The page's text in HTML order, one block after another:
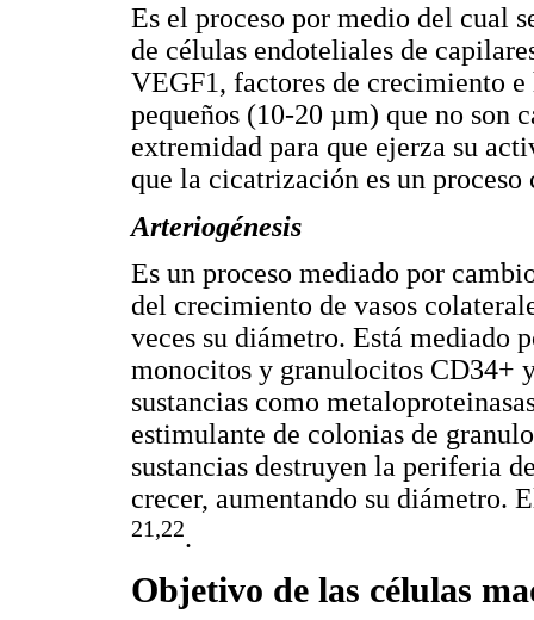
Es el proceso por medio del cual
de células endoteliales de
VEGF1, factores de crecimiento
pequeños (10-20 µm) que no son
extremidad para que ejerza su
que la cicatrización es un proceso
Arteriogénesis
Es un proceso mediado por
del crecimiento de vasos
veces su diámetro. Está mediado
monocitos y granulocitos CD34+
sustancias como
estimulante de colonias de
sustancias destruyen la periferia
crecer, aumentando su diámetro.
21,22.
Objetivo de las células